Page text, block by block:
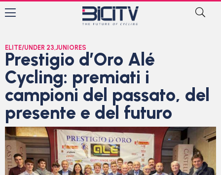
ELITE/UNDER 23,JUNIORES
Prestigio d’Oro Alé
Cycling: premiati i
campioni del passato, del
presente e del futuro